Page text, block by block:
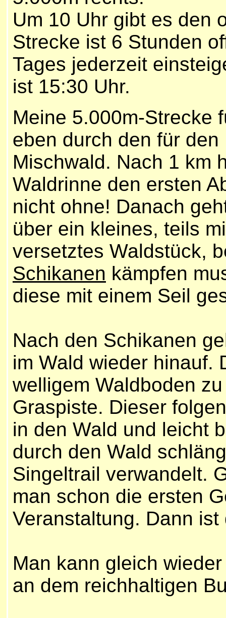
Um 10 Uhr gibt es den
Strecke ist 6 Stunden
Tages jederzeit
ist 15:30 Uhr.
Meine 5.000m-Strecke
eben durch den für
Mischwald. Nach 1 km
Waldrinne den ersten
nicht ohne! Danach
über ein kleines, teils
versetztes Waldstück,
Schikanen kämpfen
diese mit einem Seil
Nach den Schikanen
im Wald wieder hinauf.
welligem Waldboden
Graspiste. Dieser
in den Wald und leicht
durch den Wald
Singeltrail verwandelt.
man schon die ersten
Veranstaltung. Dann
Man kann gleich
an dem reichhaltigen